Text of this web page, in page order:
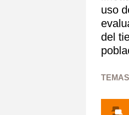
uso
del
TEMAS